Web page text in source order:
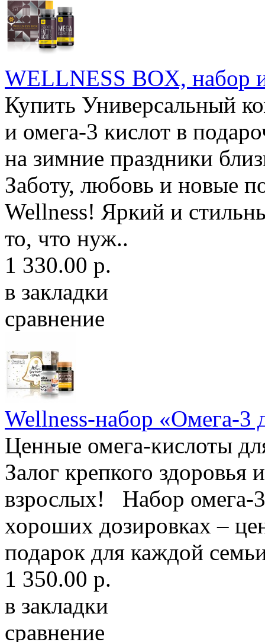
WELLNESS BOX, набор
Купить Универсальный
и омега-3 кислот в
на зимние праздники
Заботу, любовь и новые
Wellness! Яркий и
то, что нуж..
1 330.00 р.
в закладки
сравнение
Wellness-набор «Омега-3
Ценные омега-кислоты
Залог крепкого здоровья
взрослых! Набор омега-3
хороших дозировках –
подарок для каждой
1 350.00 р.
в закладки
сравнение